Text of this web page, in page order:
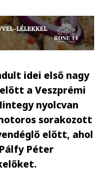
idei első nagy
a Veszprémi
nyolcvan
sorakozott
előtt, ahol
Péter